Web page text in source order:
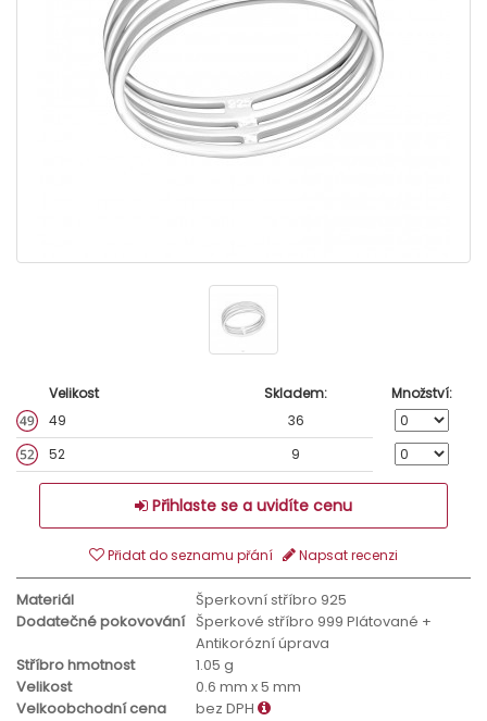
Velikost Skladem:
Množství:
49
36
52
9
Přihlaste se a uvidíte cenu
Přidat do seznamu přání Napsat recenzi
Materiál
Šperkovní stříbro 925
Dodatečné pokovování Šperkové stříbro 999 Plátované +
Antikorózní úprava
Stříbro hmotnost
1.05 g
Velikost
0.6 mm x 5 mm
Velkoobchodní cena
bez DPH